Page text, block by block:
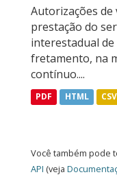
Autorizações
prestação do
interestadual
fretamento, na
contínuo....
PDF HTML CSV
Você também pode
API (veja